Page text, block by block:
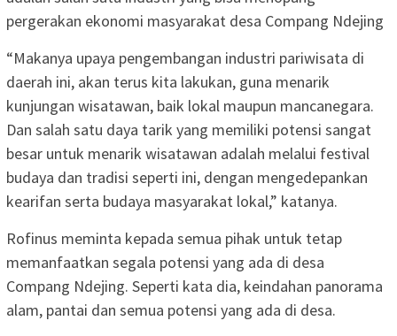
pergerakan ekonomi masyarakat desa Compang Ndejing
“Makanya upaya pengembangan industri pariwisata di
daerah ini, akan terus kita lakukan, guna menarik
kunjungan wisatawan, baik lokal maupun mancanegara.
Dan salah satu daya tarik yang memiliki potensi sangat
besar untuk menarik wisatawan adalah melalui festival
budaya dan tradisi seperti ini, dengan mengedepankan
kearifan serta budaya masyarakat lokal,” katanya.
Rofinus meminta kepada semua pihak untuk tetap
memanfaatkan segala potensi yang ada di desa
Compang Ndejing. Seperti kata dia, keindahan panorama
alam, pantai dan semua potensi yang ada di desa.